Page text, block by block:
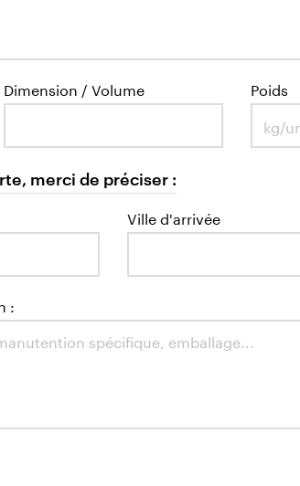
Dimension / Volume Poids
merci de préciser :
Ville d'arrivée
: